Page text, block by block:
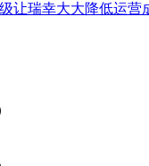
让瑞幸大大降低运营